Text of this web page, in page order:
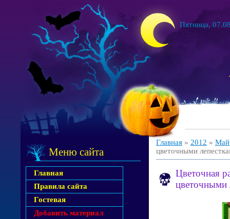
Пятница,
Меню сайта
Главная
Правила сайта
Гостевая
Добавить материал
Главная » 2012 » Май
цветочными
Цветочная
цветочными